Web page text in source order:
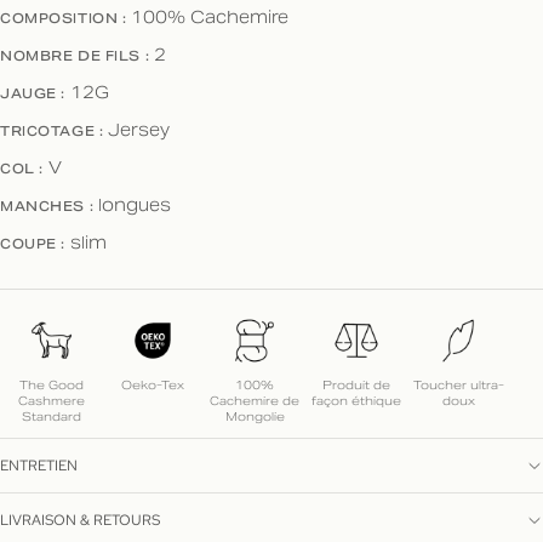
COMPOSITION : 100% Cachemire
NOMBRE DE FILS : 2
JAUGE : 12G
TRICOTAGE : Jersey
COL : V
MANCHES : longues
COUPE : slim
The Good
Cashmere
Standard
Oeko-Tex
100%
Cachemire de
Mongolie
Produit de
façon éthique
Toucher ultra-
doux
ENTRETIEN
LIVRAISON & RETOURS